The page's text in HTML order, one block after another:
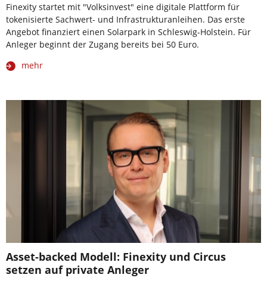
Finexity startet mit "Volksinvest" eine digitale Plattform für
tokenisierte Sachwert- und Infrastrukturanleihen. Das erste
Angebot finanziert einen Solarpark in Schleswig-Holstein. Für
Anleger beginnt der Zugang bereits bei 50 Euro.
mehr
Asset-backed Modell: Finexity und Circus
setzen auf private Anleger